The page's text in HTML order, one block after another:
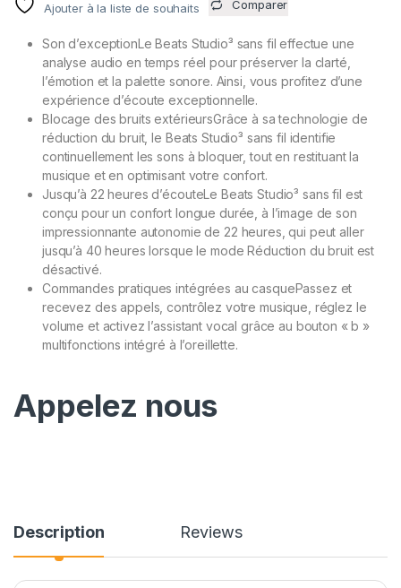
sur
client
Ajouter à la liste de souhaits Comparer
Son d’exceptionLe Beats Studio³ sans fil effectue une
analyse audio en temps réel pour préserver la clarté,
l’émotion et la palette sonore. Ainsi, vous profitez d’une
expérience d’écoute exceptionnelle.
Blocage des bruits extérieursGrâce à sa technologie de
réduction du bruit, le Beats Studio³ sans fil identifie
continuellement les sons à bloquer, tout en restituant la
musique et en optimisant votre confort.
Jusqu’à 22 heures d’écouteLe Beats Studio³ sans fil est
conçu pour un confort longue durée, à l’image de son
impressionnante autonomie de 22 heures, qui peut aller
jusqu’à 40 heures lorsque le mode Réduction du bruit est
désactivé.
Commandes pratiques intégrées au casquePassez et
recevez des appels, contrôlez votre musique, réglez le
volume et activez l’assistant vocal grâce au bouton « b »
multifonctions intégré à l’oreillette.
Appelez nous
Description Reviews